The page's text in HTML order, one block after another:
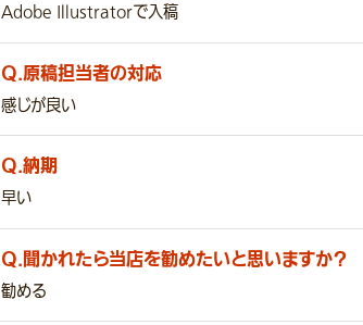
Adobe Illustratorで入稿
Q.原稿担当者の対応
感じが良い
Q.納期
早い
Q.聞かれたら当店を勧めたいと思いますか？
勧める